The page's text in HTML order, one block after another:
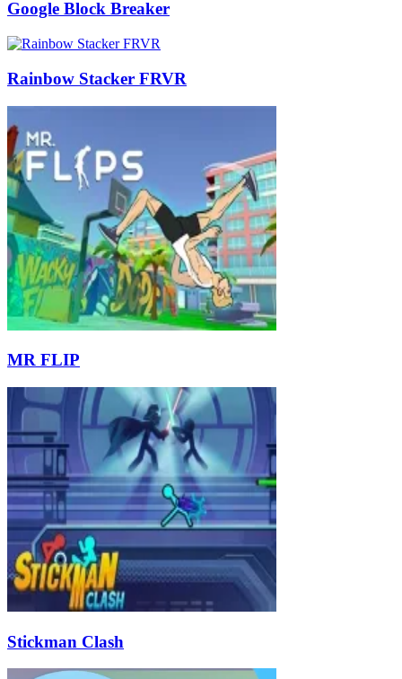
Google Block Breaker
Rainbow Stacker FRVR
MR FLIP
Stickman Clash